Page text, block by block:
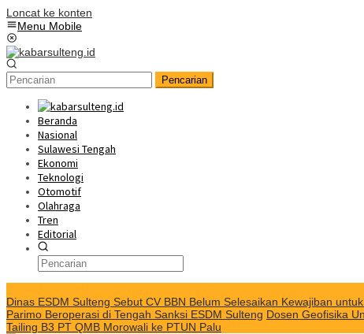
Loncat ke konten
Menu Mobile
Pencarian
Beranda
Nasional
Sulawesi Tengah
Ekonomi
Teknologi
Otomotif
Olahraga
Tren
Editorial
Dinas ESDM Sulteng Sebut CV BBN Belum Selesaikan Kewajiban
Parimo Beroperasi di Tengah Sanksi ESDM Sulteng Dosen Geofisika
Tailing B3 PT QMB Morowali ke PTUN Palu